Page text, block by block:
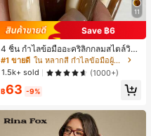
11
Save ฿6
4 ชิ้น กำไลข้อมืออะคริลิกกลมสไตล์วินเ
ทจหรูหราสำหรับผู้หญิง, ดีไซน์เรียบง่าย
ทันสมัย, เหมาะสำหรับสวมใส่ในชีวิตปร
ะจำวันและโอกาสต่างๆ, ของขวัญสำหรั
บเธอ
#1 ขายดี
ใน หลากสี กำไลข้อมือผู้หญิง
1.5k+ sold
(1000+)
฿63 -9%